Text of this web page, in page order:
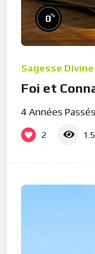
0%
Sagesse Divine
Foi et
4 Années Passés
2